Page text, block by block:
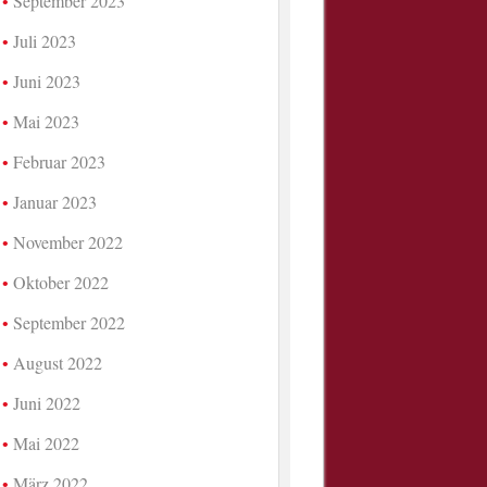
Juli 2023
Juni 2023
Mai 2023
Februar 2023
Januar 2023
November 2022
Oktober 2022
September 2022
August 2022
Juni 2022
Mai 2022